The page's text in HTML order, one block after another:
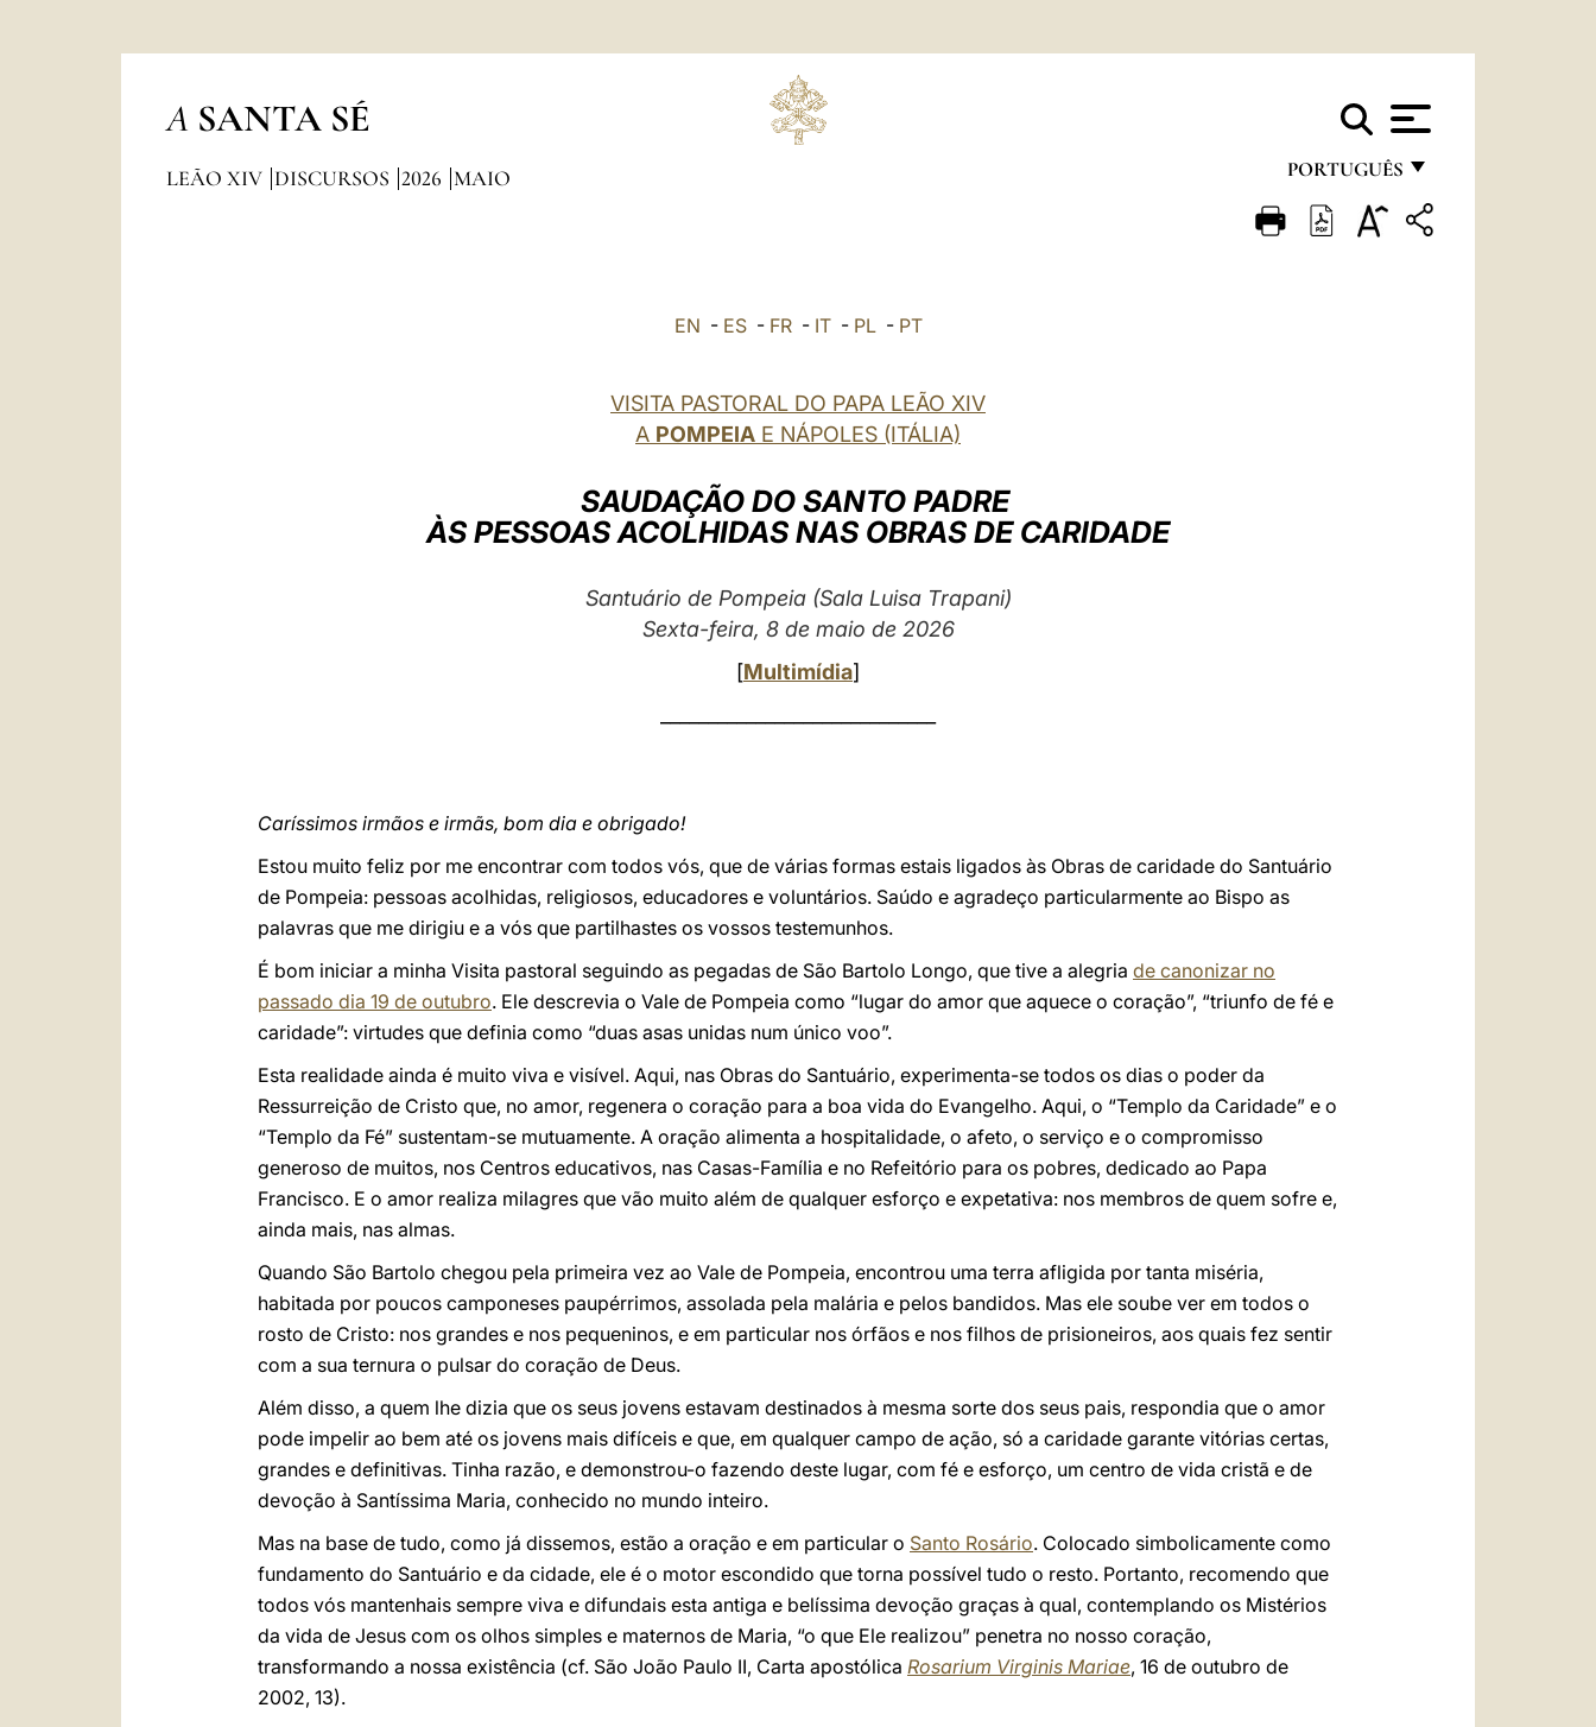
A SANTA SÉ
PORTUGUÊS
FRANÇAIS
LEÃO XIV DISCURSOS 2026 MAIO
EN - ES- FR- IT- PL- PT
VISITA PASTORAL DO PAPA LEÃO XIV
A POMPEIA E NÁPOLES (ITÁLIA)
SAUDAÇÃO DO SANTO PADRE
ÀS PESSOAS ACOLHIDAS NAS OBRAS DE CARIDADE
Santuário de Pompeia (Sala Luisa Trapani)
Sexta-feira, 8 de maio de 2026
[Multimídia]
Caríssimos irmãos e irmãs, bom dia e obrigado!
Estou muito feliz por me encontrar com todos vós, que de várias formas estais ligados às Obras de caridade do Santuário
de Pompeia: pessoas acolhidas, religiosos, educadores e voluntários. Saúdo e agradeço particularmente ao Bispo as
palavras que me dirigiu e a vós que partilhastes os vossos testemunhos.
É bom iniciar a minha Visita pastoral seguindo as pegadas de São Bartolo Longo, que tive a alegria de canonizar no
passado dia 19 de outubro. Ele descrevia o Vale de Pompeia como “lugar do amor que aquece o coração”, “triunfo de fé e
caridade”: virtudes que definia como “duas asas unidas num único voo”.
Esta realidade ainda é muito viva e visível. Aqui, nas Obras do Santuário, experimenta-se todos os dias o poder da
Ressurreição de Cristo que, no amor, regenera o coração para a boa vida do Evangelho. Aqui, o “Templo da Caridade” e o
“Templo da Fé” sustentam-se mutuamente. A oração alimenta a hospitalidade, o afeto, o serviço e o compromisso
generoso de muitos, nos Centros educativos, nas Casas-Família e no Refeitório para os pobres, dedicado ao Papa
Francisco. E o amor realiza milagres que vão muito além de qualquer esforço e expetativa: nos membros de quem sofre e,
ainda mais, nas almas.
Quando São Bartolo chegou pela primeira vez ao Vale de Pompeia, encontrou uma terra afligida por tanta miséria,
habitada por poucos camponeses paupérrimos, assolada pela malária e pelos bandidos. Mas ele soube ver em todos o
rosto de Cristo: nos grandes e nos pequeninos, e em particular nos órfãos e nos filhos de prisioneiros, aos quais fez sentir
com a sua ternura o pulsar do coração de Deus.
Além disso, a quem lhe dizia que os seus jovens estavam destinados à mesma sorte dos seus pais, respondia que o amor
pode impelir ao bem até os jovens mais difíceis e que, em qualquer campo de ação, só a caridade garante vitórias certas,
grandes e definitivas. Tinha razão, e demonstrou-o fazendo deste lugar, com fé e esforço, um centro de vida cristã e de
devoção à Santíssima Maria, conhecido no mundo inteiro.
Mas na base de tudo, como já dissemos, estão a oração e em particular o Santo Rosário. Colocado simbolicamente como
fundamento do Santuário e da cidade, ele é o motor escondido que torna possível tudo o resto. Portanto, recomendo que
todos vós mantenhais sempre viva e difundais esta antiga e belíssima devoção graças à qual, contemplando os Mistérios
da vida de Jesus com os olhos simples e maternos de Maria, “o que Ele realizou” penetra no nosso coração,
transformando a nossa existência (cf. São João Paulo II, Carta apostólica Rosarium Virginis Mariae, 16 de outubro de
2002, 13).